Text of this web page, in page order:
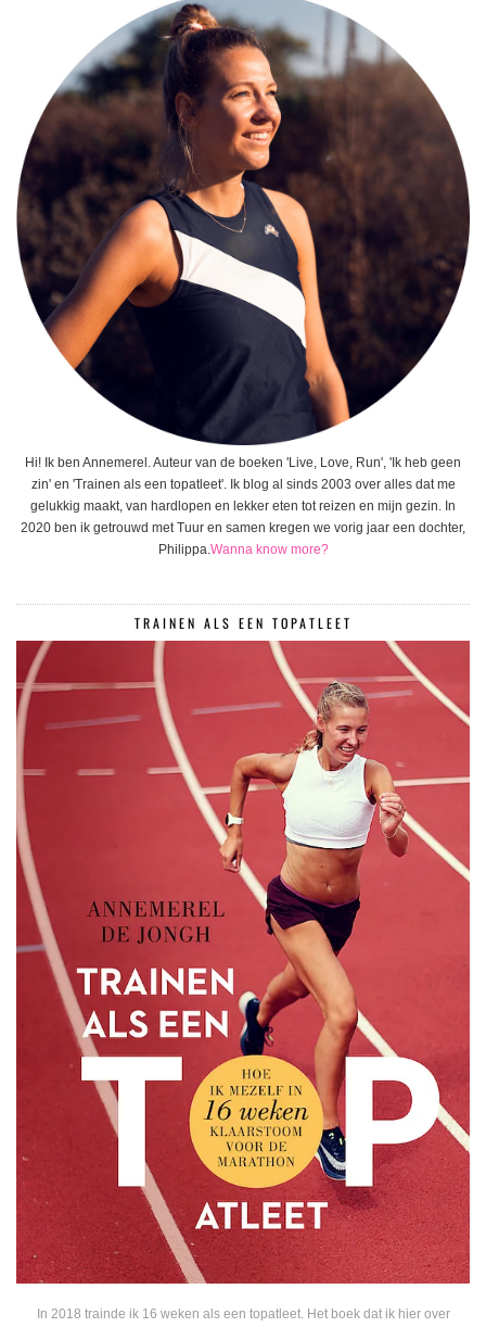
Hi! Ik ben Annemerel. Auteur van de boeken 'Live, Love, Run', 'Ik heb geen
zin' en 'Trainen als een topatleet'. Ik blog al sinds 2003 over alles dat me
gelukkig maakt, van hardlopen en lekker eten tot reizen en mijn gezin. In
2020 ben ik getrouwd met Tuur en samen kregen we vorig jaar een dochter,
Philippa.Wanna know more?
TRAINEN ALS EEN TOPATLEET
In 2018 trainde ik 16 weken als een topatleet. Het boek dat ik hier over